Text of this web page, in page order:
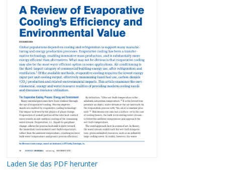
Laden Sie das PDF herunter